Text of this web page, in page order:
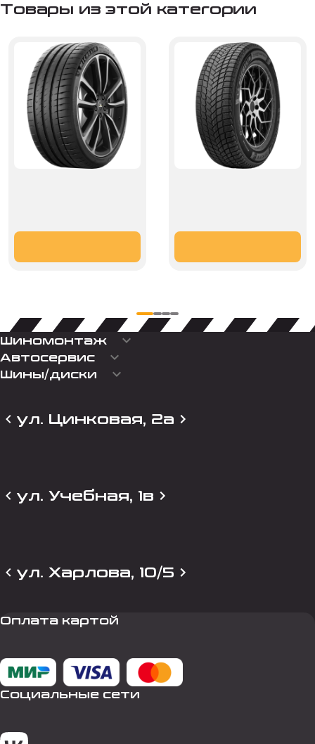
Товары из этой категории
Шиномонтаж keyboard_arrow_down
Автосервис keyboard_arrow_down
Шины/диски keyboard_arrow_down
ул. Цинковая, 2а
ул. Учебная, 1в
ул. Харлова, 10/5
Оплата картой
Социальные сети